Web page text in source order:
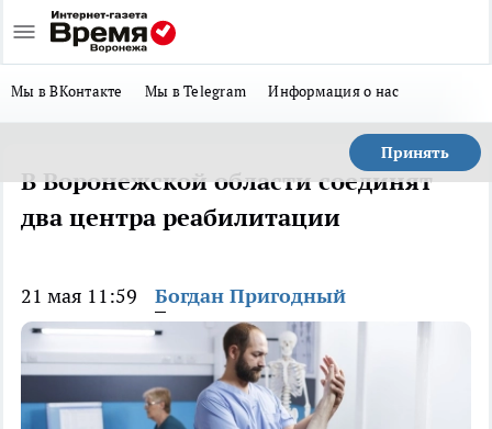
Мы в ВКонтакте Мы в Telegram Информация о нас
Принять
В Воронежской области соединят
два центра реабилитации
21 мая 11:59 Богдан Пригодный